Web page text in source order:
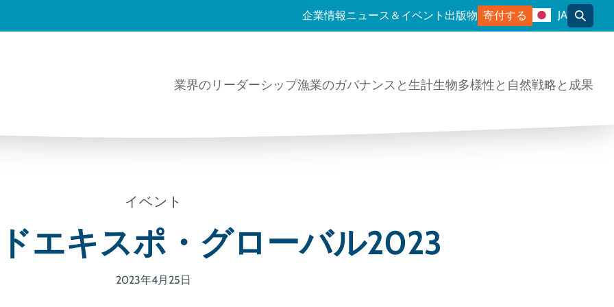
業界のリーダーシップ漁業のガバナンスと生計生物多様性と自然戦略と成果
企業情報ニュース＆イベント 出版物 寄付する JA トグ
イベント
エキスポ・グローバル2023
2023年4月25日